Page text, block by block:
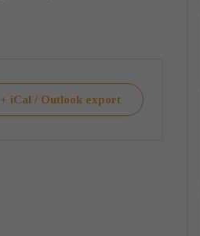
+ iCal / Outlook export